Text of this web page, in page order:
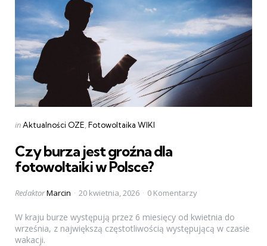
Categories
Posted
inAktualności OZE Fotowoltaika WIKI
Czy burza jest groźna dla
fotowoltaiki w Polsce?
Posted
RedaktorMarcin 20 kwietnia, 2026 0 Komentarzy
W kraju burze występują przez 6 miesięcy od kwietnia do
września, z największą częstotliwością występującą w czasie
wakacji.